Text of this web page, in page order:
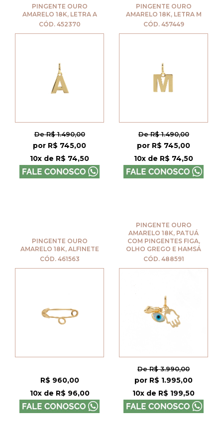
PINGENTE OURO
AMARELO 18K, LETRA A
CÓD. 452370
De R$ 1.490,00
por R$ 745,00
10x de R$ 74,50
PINGENTE OURO
AMARELO 18K, LETRA M
CÓD. 457449
De R$ 1.490,00
por R$ 745,00
10x de R$ 74,50
PINGENTE OURO
AMARELO 18K, ALFINETE
CÓD. 461563
R$ 960,00
10x de R$ 96,00
PINGENTE OURO
AMARELO 18K, PATUÁ
COM PINGENTES FIGA,
OLHO GREGO E HAMSÁ
CÓD. 488591
De R$ 3.990,00
por R$ 1.995,00
10x de R$ 199,50